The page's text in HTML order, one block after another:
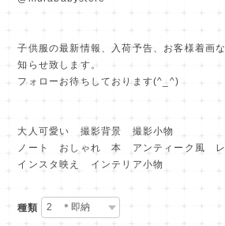
子供服の最新情報、入荷予告、お客様着画
知らせ致します。
フォローお待ちしております(^_^)
大人可愛い 撮影背景 撮影小物
ノート おしゃれ 本 アンティーク風 レ
インスタ映え インテリア小物
種類